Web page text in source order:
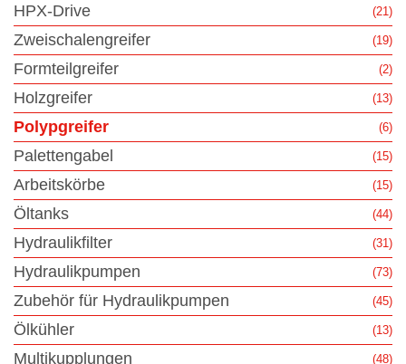
HPX-Drive (21)
Zweischalengreifer (19)
Formteilgreifer (2)
Holzgreifer (13)
Polypgreifer (6)
Palettengabel (15)
Arbeitskörbe (15)
Öltanks (44)
Hydraulikfilter (31)
Hydraulikpumpen (73)
Zubehör für Hydraulikpumpen (45)
Ölkühler (13)
Multikupplungen (48)